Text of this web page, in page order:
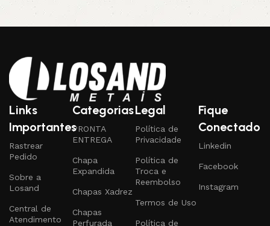
Links
Importantes
Rastrear
Pedido
Sobre a
Losand
Central de
Atendimento
Categorias
PRONTA
ENTREGA
Chapa
Expandida
Chapas Xadrez
Chapas
Perfurada
Legal
Política de
Privacidade
Política de
Troca e
Reembolso
Termos de Uso
Política de
Fique
Conectado
Linkedin
Facebook
Instagram